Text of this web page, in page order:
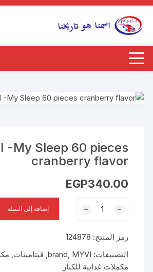
التجاوز
المحتوى
-My Sleep 60 pieces
cranberry flavor
EGP340.00
My
Sleep
60
إضافة إلى السلة
رمز المنتج: 124878
التصنيفات:
brand, MYVI
, قيتامينات,
مكملات غذائية للكبار